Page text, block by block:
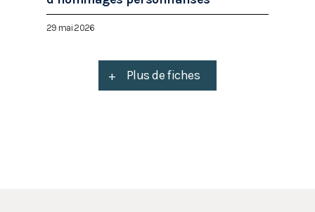
29 mai 2026
+ Plus de fiches